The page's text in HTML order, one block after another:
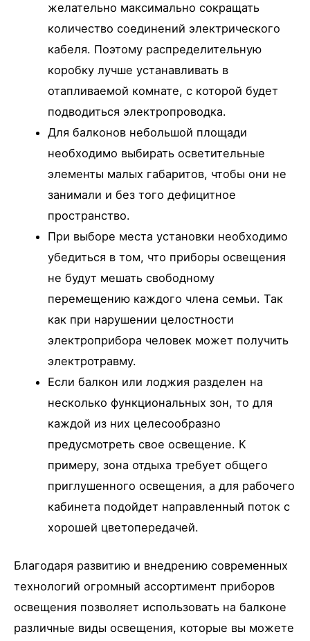
желательно максимально сокращать
количество соединений электрического
кабеля. Поэтому распределительную
коробку лучше устанавливать в
отапливаемой комнате, с которой будет
подводиться электропроводка.
Для балконов небольшой площади
необходимо выбирать осветительные
элементы малых габаритов, чтобы они не
занимали и без того дефицитное
пространство.
При выборе места установки необходимо
убедиться в том, что приборы освещения
не будут мешать свободному
перемещению каждого члена семьи. Так
как при нарушении целостности
электроприбора человек может получить
электротравму.
Если балкон или лоджия разделен на
несколько функциональных зон, то для
каждой из них целесообразно
предусмотреть свое освещение. К
примеру, зона отдыха требует общего
приглушенного освещения, а для рабочего
кабинета подойдет направленный поток с
хорошей цветопередачей.
Благодаря развитию и внедрению современных
технологий огромный ассортимент приборов
освещения позволяет использовать на балконе
различные виды освещения, которые вы можете